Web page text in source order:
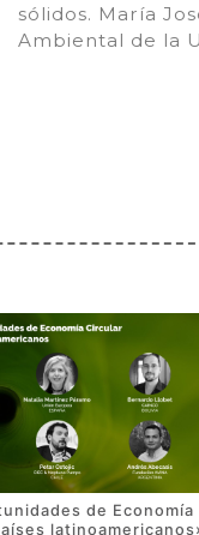
sólidos. María
Ambiental de la
de Economía